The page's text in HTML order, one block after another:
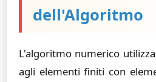
dell'Algoritmo
L'algoritmo numerico
agli elementi finiti con